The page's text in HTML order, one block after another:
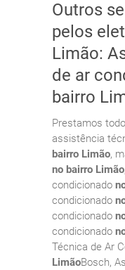
Outros
pelos
Limão:
de ar
bairro
Prestamos
assistência
bairro Limão,
no bairro Limão
condicionado
condicionado
condicionado
condicionado
Técnica de Ar
LimãoBosch,